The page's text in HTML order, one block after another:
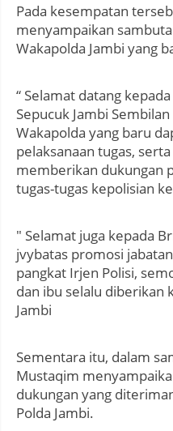
Pada kesempatan
menyampaikan
Wakapolda Jambi yang
“ Selamat datang
Sepucuk Jambi
Wakapolda yang baru
pelaksanaan tugas,
memberikan dukungan
tugas-tugas kepolisian
" Selamat juga kepada
jvybatas promosi
pangkat Irjen Polisi,
dan ibu selalu diberikan
Jambi
Sementara itu, dalam
Mustaqim
dukungan yang
Polda Jambi.